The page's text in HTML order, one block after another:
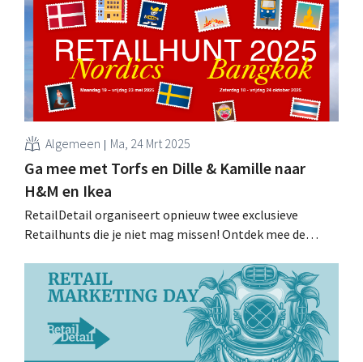
Algemeen Ma, 24 Mrt 2025
Ga mee met Torfs en Dille & Kamille naar
H&M en Ikea
RetailDetail organiseert opnieuw twee exclusieve
Retailhunts die je niet mag missen! Ontdek mee de
Nordics of beleef de ongekende dynamiek van de
Aziatische retail in Bangkok. .